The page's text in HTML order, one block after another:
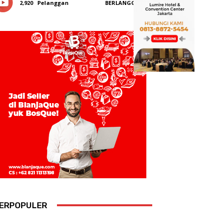
2,920 Pelanggan BERLANGGANAN